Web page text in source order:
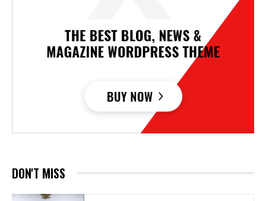
DON'T MISS